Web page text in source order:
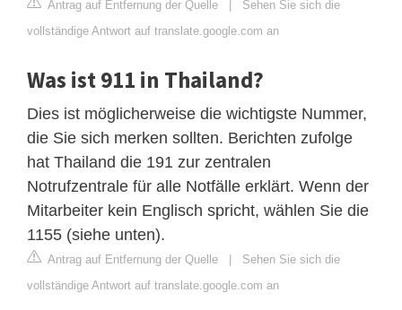
Antrag auf Entfernung der Quelle | Sehen Sie sich die
vollständige Antwort auf translate.google.com an
Was ist 911 in Thailand?
Dies ist möglicherweise die wichtigste Nummer,
die Sie sich merken sollten. Berichten zufolge
hat Thailand die 191 zur zentralen
Notrufzentrale für alle Notfälle erklärt. Wenn der
Mitarbeiter kein Englisch spricht, wählen Sie die
1155 (siehe unten).
Antrag auf Entfernung der Quelle | Sehen Sie sich die
vollständige Antwort auf translate.google.com an